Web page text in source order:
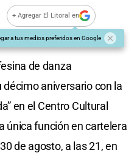
+ Agregar El Litoral en
a tus medios preferidos en Google
de danza
aniversario con la
en el Centro Cultural
única función en cartelera
de agosto, a las 21, en